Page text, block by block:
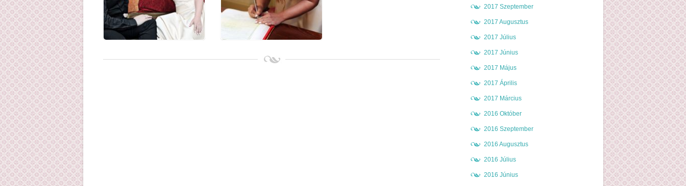
2017 Szeptember
2017 Augusztus
2017 Július
2017 Június
2017 Május
2017 Április
2017 Március
2016 Október
2016 Szeptember
2016 Augusztus
2016 Július
2016 Június